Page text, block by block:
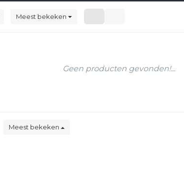
Meest bekeken
Geen producten gevonden!...
Meest bekeken